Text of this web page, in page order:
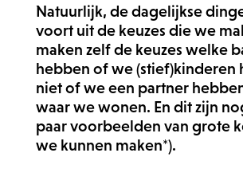
Natuurlijk, de dagelijkse
voort uit de keuzes die we
maken zelf de keuzes welke
hebben of we (stief)kinderen
niet of we een partner
waar we wonen. En dit zijn
paar voorbeelden van grote
we kunnen maken*).